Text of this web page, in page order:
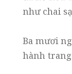
như chai
Ba mươi
hành